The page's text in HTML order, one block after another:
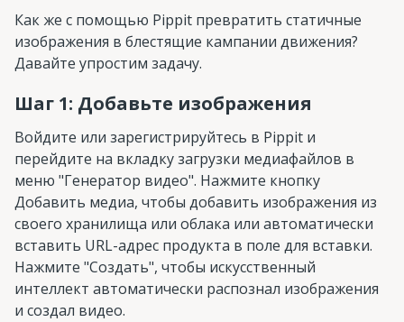
Как же с помощью Pippit превратить статичные
изображения в блестящие кампании движения?
Давайте упростим задачу.
Шаг 1: Добавьте изображения
Войдите или зарегистрируйтесь в Pippit и
перейдите на вкладку загрузки медиафайлов в
меню "Генератор видео". Нажмите кнопку
Добавить медиа, чтобы добавить изображения из
своего хранилища или облака или автоматически
вставить URL-адрес продукта в поле для вставки.
Нажмите "Создать", чтобы искусственный
интеллект автоматически распознал изображения
и создал видео.